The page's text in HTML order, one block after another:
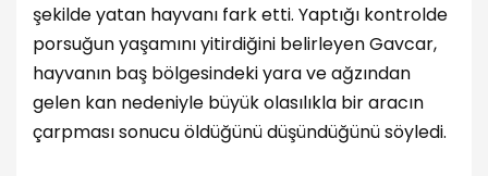
şekilde yatan hayvanı fark etti. Yaptığı kontrolde
porsuğun yaşamını yitirdiğini belirleyen Gavcar,
hayvanın baş bölgesindeki yara ve ağzından
gelen kan nedeniyle büyük olasılıkla bir aracın
çarpması sonucu öldüğünü düşündüğünü söyledi.